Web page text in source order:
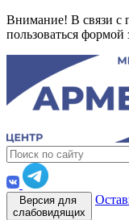
Внимание! В связи с
пользоваться формой
Версия для
слабовидящих